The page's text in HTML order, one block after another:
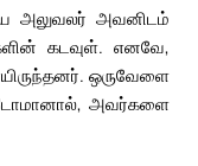
அலுவலர் அவனிடம்
கடவுள். எனவே,
ஒருவேளை
அவர்களை